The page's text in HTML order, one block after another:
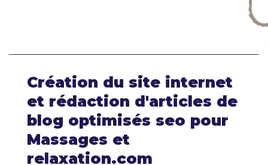
Création du site internet
et rédaction d'articles de
blog optimisés seo pour
Massages et
relaxation.com